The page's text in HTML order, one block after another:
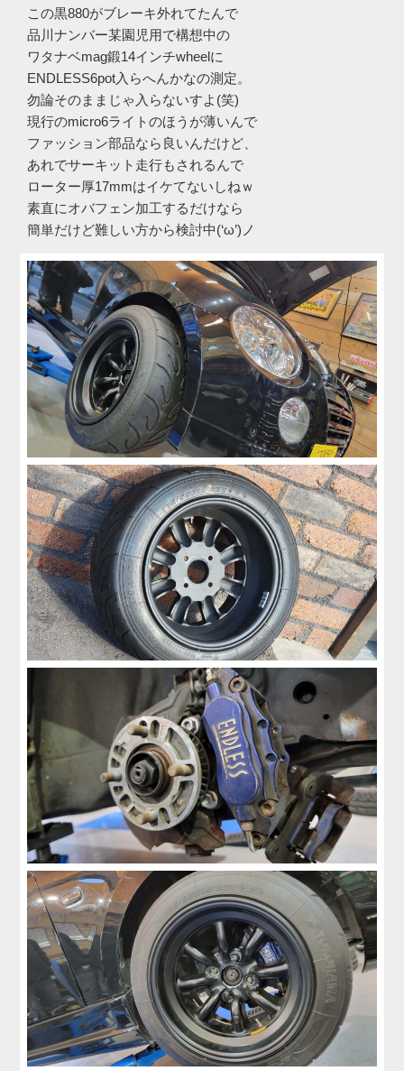
この黒880がブレーキ外れてたんで
品川ナンバー某園児用で構想中の
ワタナベmag鍛14インチwheelに
ENDLESS6pot入らへんかなの測定。
勿論そのままじゃ入らないすよ(笑)
現行のmicro6ライトのほうが薄いんで
ファッション部品なら良いんだけど、
あれでサーキット走行もされるんで
ローター厚17mmはイケてないしねｗ
素直にオバフェン加工するだけなら
簡単だけど難しい方から検討中(‘ω’)ノ